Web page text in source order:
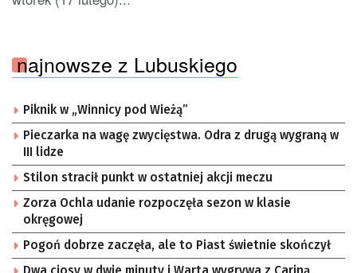
najnowsze z Lubuskiego
Piknik w „Winnicy pod Wieżą”
Pieczarka na wagę zwycięstwa. Odra z drugą wygraną w
III lidze
Stilon stracił punkt w ostatniej akcji meczu
Zorza Ochla udanie rozpoczęła sezon w klasie
okręgowej
Pogoń dobrze zaczęła, ale to Piast świetnie skończył